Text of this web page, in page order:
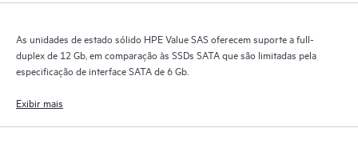
As unidades de estado sólido HPE Value SAS oferecem suporte a full-
duplex de 12 Gb, em comparação às SSDs SATA que são limitadas pela
especificação de interface SATA de 6 Gb.
Exibir mais